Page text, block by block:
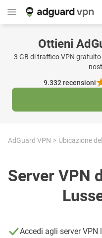
Ottieni
3 GB di traffico VPN
9.332recensioni
AdGuard VPN Ubicazione
Server VPN
Accedi agli server